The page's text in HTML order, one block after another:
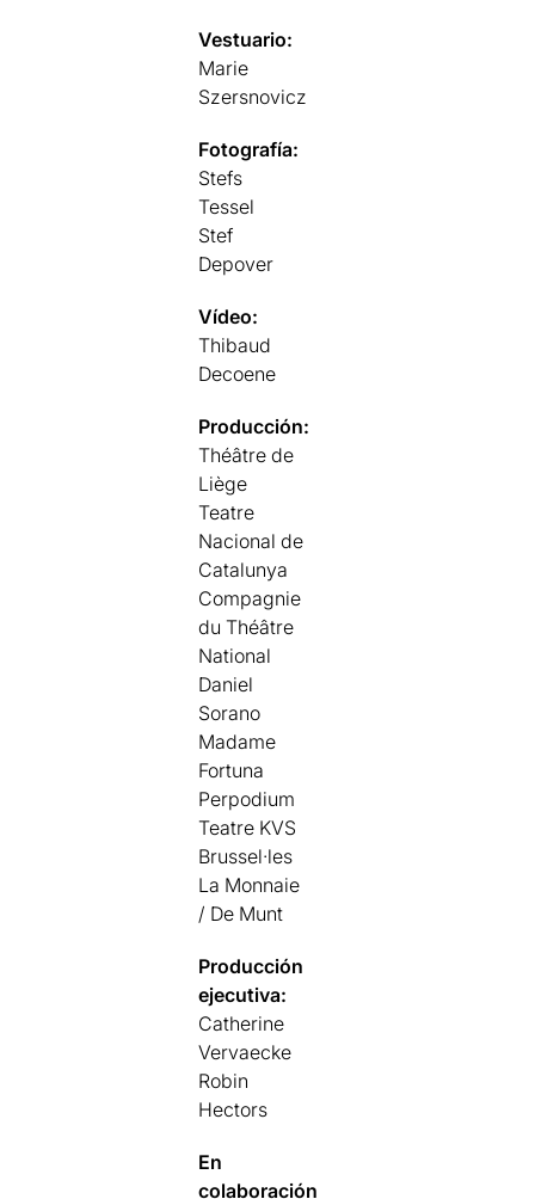
Vestuario:
Marie
Szersnovicz
Fotografía:
Stefs
Tessel
Stef
Depover
Vídeo:
Thibaud
Decoene
Producción:
Théâtre de
Liège
Teatre
Nacional de
Catalunya
Compagnie
du Théâtre
National
Daniel
Sorano
Madame
Fortuna
Perpodium
Teatre KVS
Brussel·les
La Monnaie
/ De Munt
Producción
ejecutiva:
Catherine
Vervaecke
Robin
Hectors
En
colaboración